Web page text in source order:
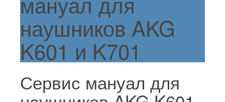
наушников AKG
K601 и K701
Сервис мануал для